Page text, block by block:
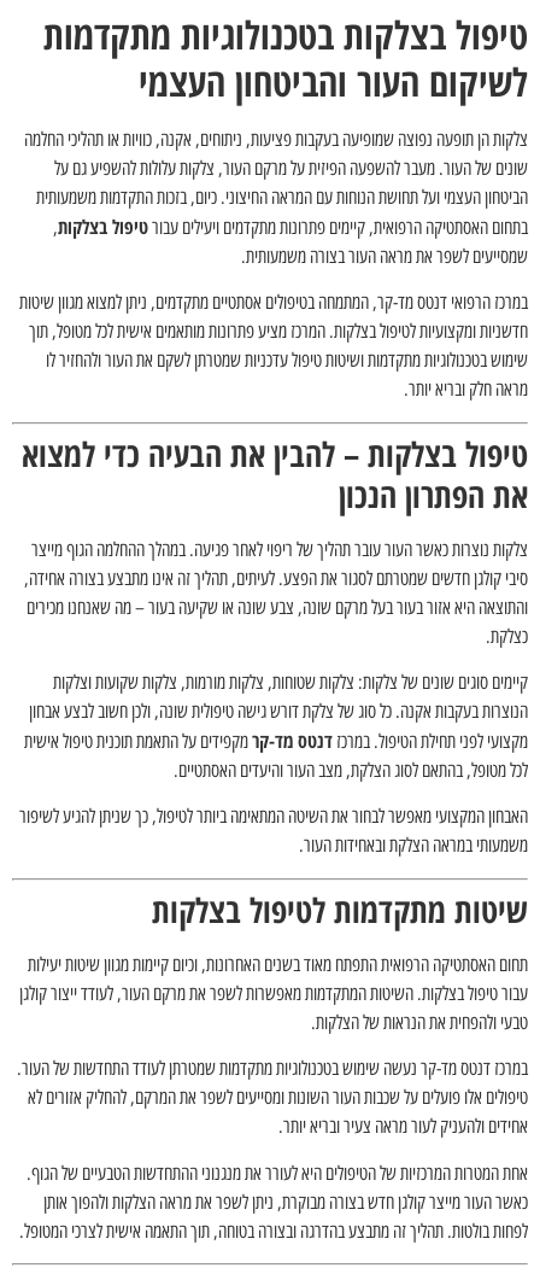
טיפול בצלקות בטכנולוגיות מתקדמות
לשיקום העור והביטחון העצמי
צלקות הן תופעה נפוצה שמופיעה בעקבות פציעות, ניתוחים, אקנה, כוויות או תהליכי החלמה
שונים של העור. מעבר להשפעה הפיזית על מרקם העור, צלקות עלולות להשפיע גם על
הביטחון העצמי ועל תחושת הנוחות עם המראה החיצוני. כיום, בזכות התקדמות משמעותית
בתחום האסתטיקה הרפואית, קיימים פתרונות מתקדמים ויעילים עבורטיפול בצלקות,
שמסייעים לשפר את מראה העור בצורה משמעותית.
במרכז הרפואי דנטס מד-קר, המתמחה בטיפולים אסתטיים מתקדמים, ניתן למצוא מגוון שיטות
חדשניות ומקצועיות לטיפול בצלקות. המרכז מציע פתרונות מותאמים אישית לכל מטופל, תוך
שימוש בטכנולוגיות מתקדמות ושיטות טיפול עדכניות שמטרתן לשקם את העור ולהחזיר לו
מראה חלק ובריא יותר.
טיפול בצלקות – להבין את הבעיה כדי למצוא
את הפתרון הנכון
צלקות נוצרות כאשר העור עובר תהליך של ריפוי לאחר פגיעה. במהלך ההחלמה הגוף מייצר
סיבי קולגן חדשים שמטרתם לסגור את הפצע. לעיתים, תהליך זה אינו מתבצע בצורה אחידה,
והתוצאה היא אזור בעור בעל מרקם שונה, צבע שונה או שקיעה בעור – מה שאנחנו מכירים
כצלקת.
קיימים סוגים שונים של צלקות: צלקות שטוחות, צלקות מורמות, צלקות שקועות וצלקות
הנוצרות בעקבות אקנה. כל סוג של צלקת דורש גישה טיפולית שונה, ולכן חשוב לבצע אבחון
מקצועי לפני תחילת הטיפול. במרכז דנטס מד-קרמקפידים על התאמת תוכנית טיפול אישית
לכל מטופל, בהתאם לסוג הצלקת, מצב העור והיעדים האסתטיים.
האבחון המקצועי מאפשר לבחור את השיטה המתאימה ביותר לטיפול, כך שניתן להגיע לשיפור
משמעותי במראה הצלקת ובאחידות העור.
שיטות מתקדמות לטיפול בצלקות
תחום האסתטיקה הרפואית התפתח מאוד בשנים האחרונות, וכיום קיימות מגוון שיטות יעילות
עבור טיפול בצלקות. השיטות המתקדמות מאפשרות לשפר את מרקם העור, לעודד ייצור קולגן
טבעי ולהפחית את הנראות של הצלקות.
במרכז דנטס מד-קר נעשה שימוש בטכנולוגיות מתקדמות שמטרתן לעודד התחדשות של העור.
טיפולים אלו פועלים על שכבות העור השונות ומסייעים לשפר את המרקם, להחליק אזורים לא
אחידים ולהעניק לעור מראה צעיר ובריא יותר.
אחת המטרות המרכזיות של הטיפולים היא לעורר את מנגנוני ההתחדשות הטבעיים של הגוף.
כאשר העור מייצר קולגן חדש בצורה מבוקרת, ניתן לשפר את מראה הצלקות ולהפוך אותן
לפחות בולטות. תהליך זה מתבצע בהדרגה ובצורה בטוחה, תוך התאמה אישית לצרכי המטופל.